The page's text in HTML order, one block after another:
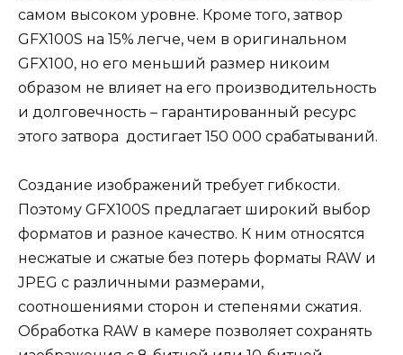
самом высоком уровне. Кроме того, затвор
GFX100S на 15% легче, чем в оригинальном
GFX100, но его меньший размер никоим
образом не влияет на его производительность
и долговечность – гарантированный ресурс
этого затвора достигает 150 000 срабатываний.
Создание изображений требует гибкости.
Поэтому GFX100S предлагает широкий выбор
форматов и разное качество. К ним относятся
несжатые и сжатые без потерь форматы RAW и
JPEG с различными размерами,
соотношениями сторон и степенями сжатия.
Обработка RAW в камере позволяет сохранять